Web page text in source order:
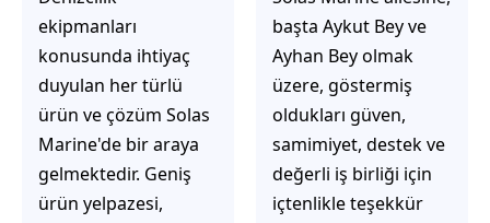
başta Aykut Bey ve
Ayhan Bey olmak
üzere, göstermiş
oldukları güven,
samimiyet, destek ve
değerli iş birliği için
içtenlikle teşekkür
çalıştığınızda,
işlerinin gerçekten
çözüm üretmeye
odaklı olduğunu
hemen fark
ediyorsunuz.
İhtiyaçlarınıza hızlı ve